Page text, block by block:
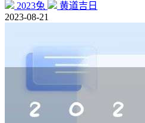
2023兔
黄道吉日
2023-08-21